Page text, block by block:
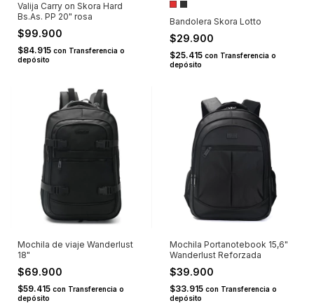
Valija Carry on Skora Hard
Bs.As. PP 20" rosa
$99.900
$84.915 con Transferencia o
depósito
Bandolera Skora Lotto
$29.900
$25.415 con Transferencia o
depósito
Mochila de viaje Wanderlust
18"
$69.900
$59.415 con Transferencia o
depósito
Mochila Portanotebook 15,6"
Wanderlust Reforzada
$39.900
$33.915 con Transferencia o
depósito